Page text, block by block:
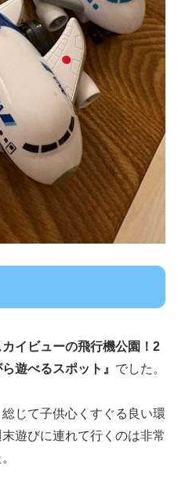
イビューの飛行機公園！2
遊べるスポット』 でした。
じて子供心くすぐる良い環
遊びに連れて行くのは非常